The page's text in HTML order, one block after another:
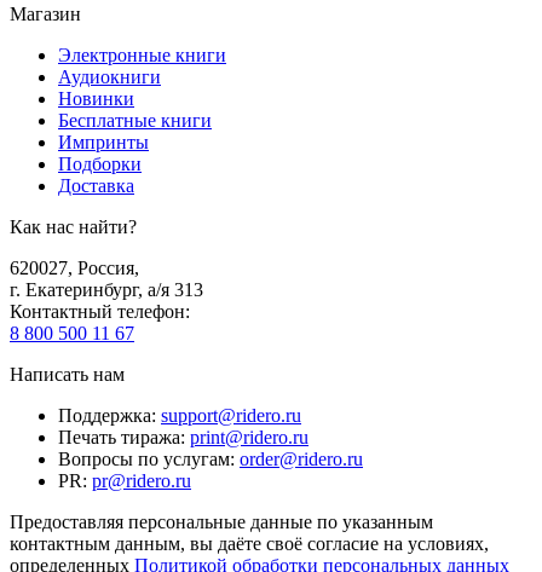
Магазин
Электронные книги
Аудиокниги
Новинки
Бесплатные книги
Импринты
Подборки
Доставка
Как нас найти?
620027, Россия,
г. Екатеринбург, а/я 313
Контактный телефон:
8 800 500 11 67
Написать нам
Поддержка: support@ridero.ru
Печать тиража: print@ridero.ru
Вопросы по услугам: order@ridero.ru
PR: pr@ridero.ru
Предоставляя персональные данные по указанным
контактным данным, вы даёте своё согласие на условиях,
определенных Политикой обработки персональных данных